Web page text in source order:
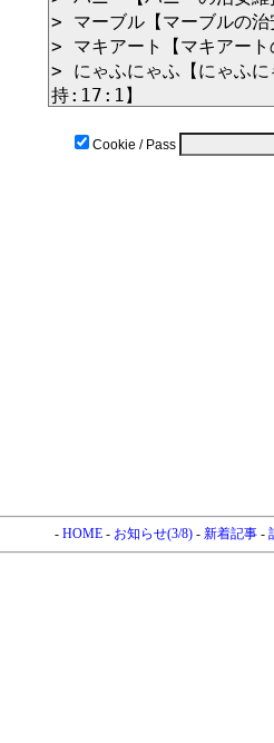
Cookie / Pass
- HOME- お知らせ(3/8)- 新着記事-